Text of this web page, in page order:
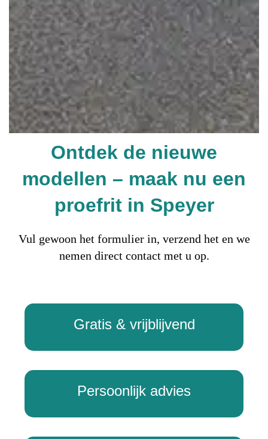
Ontdek de nieuwe
modellen – maak nu een
proefrit in Speyer
Vul gewoon het formulier in, verzend het en we
nemen direct contact met u op.
Gratis & vrijblijvend
Persoonlijk advies